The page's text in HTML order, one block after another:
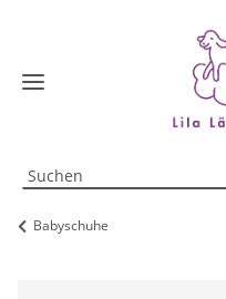
Babyschuhe